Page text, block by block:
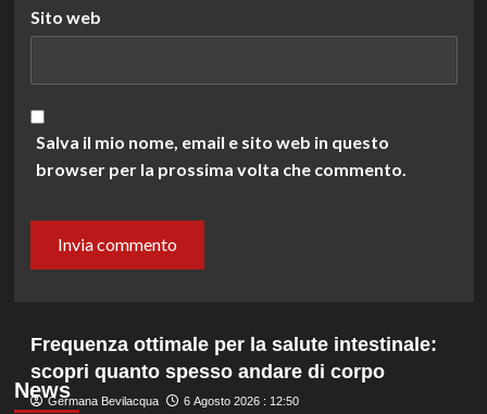
Sito web
Salva il mio nome, email e sito web in questo
browser per la prossima volta che commento.
News
Frequenza ottimale per la salute intestinale:
scopri quanto spesso andare di corpo
Germana Bevilacqua 6 Agosto 2026 : 12:50